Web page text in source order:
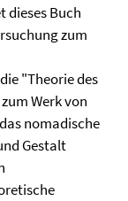
dieses Buch
zum
"Theorie des
Werk von
nomadische
Gestalt